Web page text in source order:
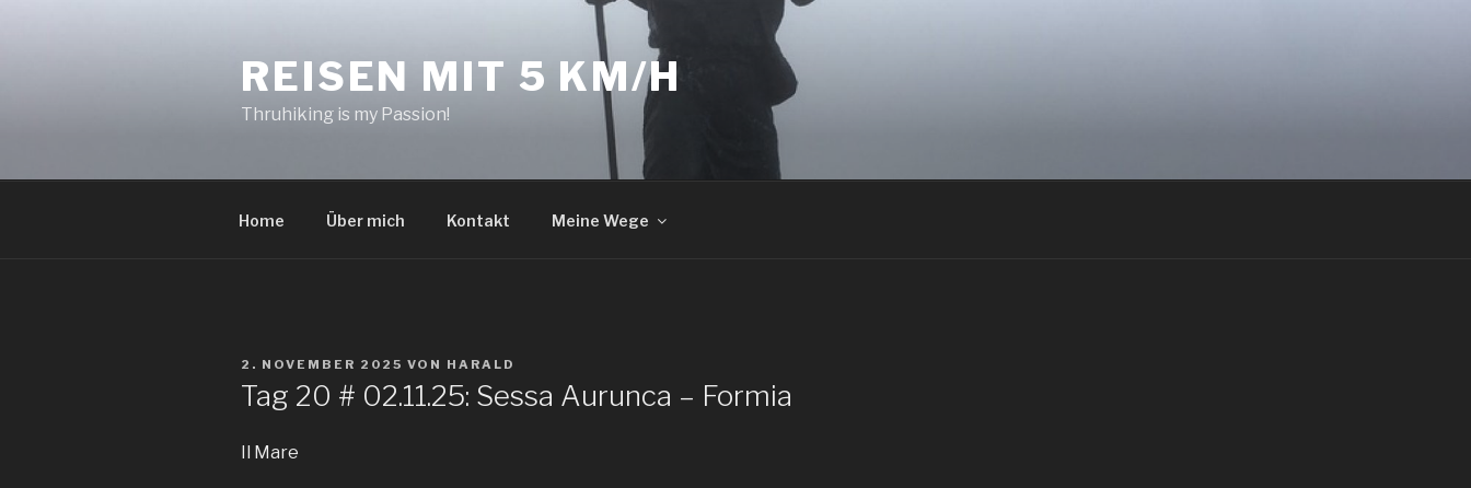
REISEN MIT 5 KM/H
Thruhiking is my Passion!
Home Über mich Kontakt Meine Wege
VERÖFFENTLICHT
2. NOVEMBER 2025 VON HARALD
Tag 20 # 02.11.25: Sessa Aurunca – Formia
Il Mare